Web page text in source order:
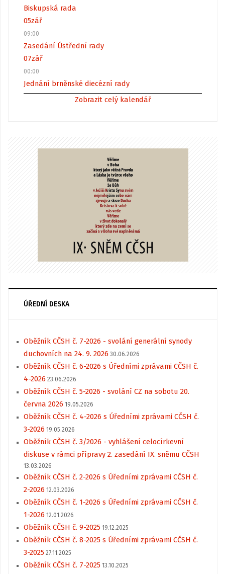
Biskupská rada
05zář
09:00
Zasedání Ústřední rady
07zář
00:00
Jednání brněnské diecézní rady
Zobrazit celý kalendář
ÚŘEDNÍ DESKA
Oběžník CČSH č. 7-2026 - svolání generální synody
duchovních na 24. 9. 2026 30.06.2026
Oběžník CČSH č. 6-2026 s Úředními zprávami CČSH č.
4-2026 23.06.2026
Oběžník CČSH č. 5-2026 - svolání CZ na sobotu 20.
června 2026 19.05.2026
Oběžník CČSH č. 4-2026 s Úředními zprávami CČSH č.
3-2026 19.05.2026
Oběžník CČSH č. 3/2026 - vyhlášení celocírkevní
diskuse v rámci přípravy 2. zasedání IX. sněmu CČSH
13.03.2026
Oběžník CČSH č. 2-2026 s Úředními zprávami CČSH č.
2-2026 12.03.2026
Oběžník CČSH č. 1-2026 s Úředními zprávami CČSH č.
1-2026 12.01.2026
Oběžník CČSH č. 9-2025 19.12.2025
Oběžník CČSH č. 8-2025 s Úředními zprávami CČSH č.
3-2025 27.11.2025
Oběžník CČSH č. 7-2025 13.10.2025